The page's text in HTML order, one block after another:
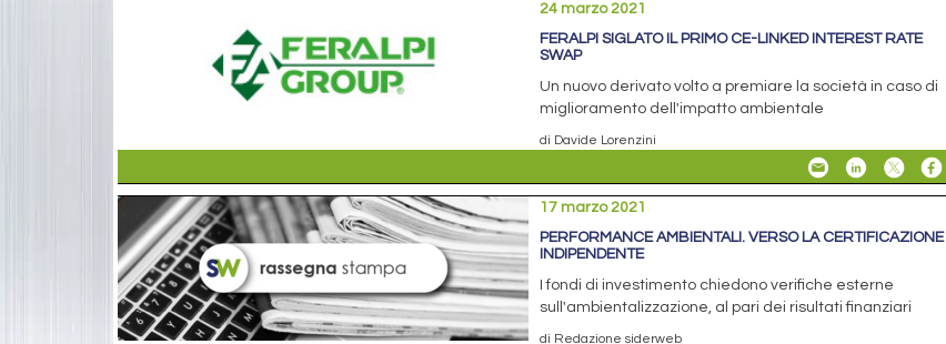
24 marzo 2021
FERALPI SIGLATO IL PRIMO CE-LINKED INTEREST RATE
SWAP
Un nuovo derivato volto a premiare la società in caso di
miglioramento dell'impatto ambientale
di Davide Lorenzini
17 marzo 2021
PERFORMANCE AMBIENTALI. VERSO LA CERTIFICAZIONE
INDIPENDENTE
I fondi di investimento chiedono verifiche esterne
sull'ambientalizzazione, al pari dei risultati finanziari
di Redazione siderweb